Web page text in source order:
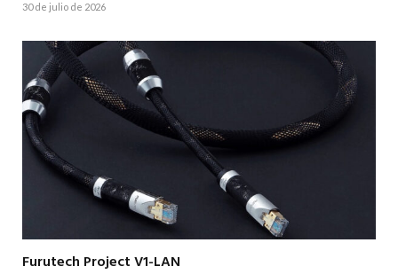
30 de julio de 2026
Furutech Project V1-LAN